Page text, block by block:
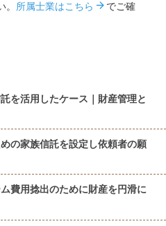
所属士業はこちら arrow_forward でご確
を活用したケース｜財産管理と
の家族信託を設定し依頼者の願
費用捻出のために財産を円滑に